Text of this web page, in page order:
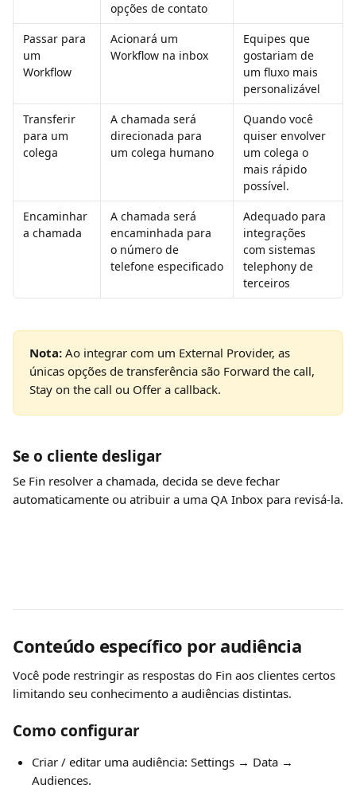
opções de contato
Passar para
um
Workflow
Acionará um
Workflow na inbox
Equipes que
gostariam de
um fluxo mais
personalizável
Transferir
para um
colega
A chamada será
direcionada para
um colega humano
Quando você
quiser envolver
um colega o
mais rápido
possível.
Encaminhar
a chamada
A chamada será
encaminhada para
o número de
telefone especificado
Adequado para
integrações
com sistemas
telephony de
terceiros
Nota: Ao integrar com um External Provider, as
únicas opções de transferência são Forward the call,
Stay on the call ou Offer a callback.
Se o cliente desligar
Se Fin resolver a chamada, decida se deve fechar
automaticamente ou atribuir a uma QA Inbox para revisá-la.
Conteúdo específico por audiência
Você pode restringir as respostas do Fin aos clientes certos
limitando seu conhecimento a audiências distintas.
Como configurar
Criar / editar uma audiência: Settings → Data →
Audiences.